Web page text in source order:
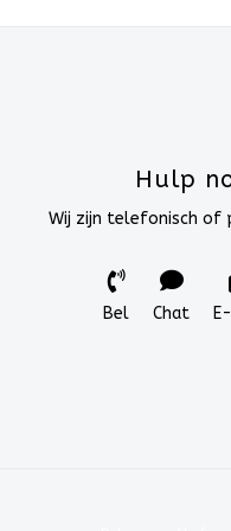
Hulp
Wij zijn telefonisch of
Bel Chat